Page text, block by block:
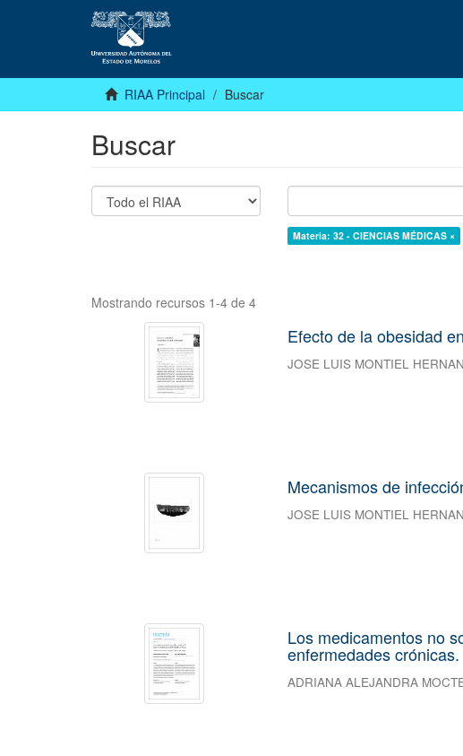
RIAA Principal Buscar
Buscar
Materia: 32 - CIENCIAS MÉDICAS ×
Mostrando recursos 1-4 de 4
Efecto de la obesidad
JOSE LUIS MONTIEL
Mecanismos de
JOSE LUIS MONTIEL
Los medicamentos no
enfermedades crónicas.
ADRIANA ALEJANDRA